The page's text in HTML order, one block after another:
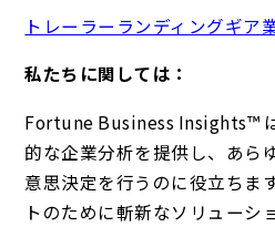
トレーラーランディングギア
私たちに関しては：
Fortune Business Insights™
的な企業分析を提供し、あら
意思決定を行うのに役立ちま
トのために斬新なソリューシ